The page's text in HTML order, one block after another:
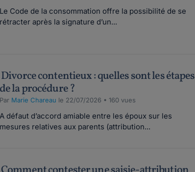
Le Code de la consommation offre la possibilité de se
rétracter après la signature d’un...
Divorce contentieux : quelles sont les étapes
de la procédure ?
Par Marie Chareau le 22/07/2026 • 160 vues
A défaut d’accord amiable entre les époux sur les
mesures relatives aux parents (attribution...